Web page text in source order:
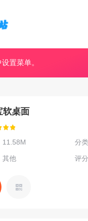
置菜单。
软桌面
11.58M 分
其他 评